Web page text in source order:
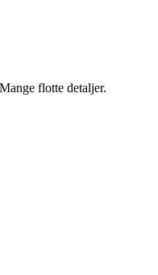
flotte detaljer.